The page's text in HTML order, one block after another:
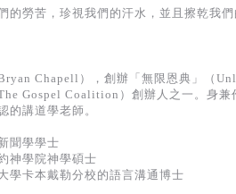
的勞苦，珍視我們的汗水，並且擦乾我們
Chapell），創辦「無限恩典」（
Gospel Coalition）創辦人之一。身兼
的講道學老師。
聞學學士
神學院神學碩士
學卡本戴勒分校的語言溝通博士